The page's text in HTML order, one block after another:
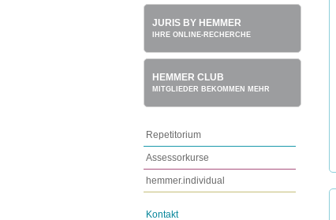
JURIS BY HEMMER
IHRE ONLINE-RECHERCHE
HEMMER CLUB
MITGLIEDER BEKOMMEN MEHR
Repetitorium
Assessorkurse
hemmer.individual
Kontakt